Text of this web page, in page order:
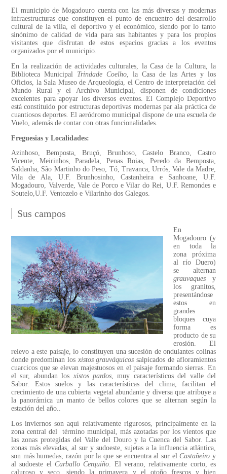
El municipio de Mogadouro cuenta con las más diversas y modernas
infraestructuras que constituyen el punto de encuentro del desarrollo
cultural de la villa, el deportivo y el económico, siendo por lo tanto
sinónimo de calidad de vida para sus habitantes y para los propios
visitantes que disfrutan de estos espacios gracias a los eventos
organizados por el municipio.
En la realización de actividades culturales, la Casa de la Cultura, la
Biblioteca Municipal Trindade Coelho, la Casa de las Artes y los
Oficios, la Sala Museo de Arqueología, el Centro de interpretación del
Mundo Rural y el Archivo Municipal, disponen de condiciones
excelentes para apoyar los diversos eventos. El Complejo Deportivo
está constituido por estructuras deportivas modernas par ala práctica de
cuantiosos deportes. El aeródromo municipal dispone de una escuela de
Vuelo, además de contar con otras funcionalidades.
Freguesias y Localidades:
Azinhoso, Bemposta, Bruçó, Brunhoso, Castelo Branco, Castro
Vicente, Meirinhos, Paradela, Penas Roias, Peredo da Bemposta,
Saldanha, São Martinho do Peso, Tó, Travanca, Urrós, Vale da Madre,
Vila de Ala, U.F. Brunhosinho, Castanheira e Sanhoane, U.F.
Mogadouro, Valverde, Vale de Porco e Vilar do Rei, U.F. Remondes e
Soutelo,U.F. Ventozelo e Vilarinho dos Galegos.
Sus campos
En
Mogadouro (y
en toda la
zona próxima
al río Duero)
se alternan
grauvaques y
los granitos,
presentándose
estos en
grandes
bloques cuya
forma es
producto de su
erosión. El
relevo a este paisaje, lo constituyen una sucesión de ondulantes colinas
donde predominan los xistos grauváquicos salpicados de afloramientos
cuarcicos que se elevan majestuosos en el paisaje formando sierras. En
el sur, abundan los xistos pardos, muy característicos del valle del
Sabor. Estos suelos y las características del clima, facilitan el
crecimiento de una cubierta vegetal abundante y diversa que atribuye a
la panorámica un manto de bellos colores que se alternan según la
estación del año..
Los inviernos son aquí relativamente rigurosos, principalmente en la
zona central del término municipal, más azotadas por los vientos que
las zonas protegidas del Valle del Douro y la Cuenca del Sabor. Las
zonas más elevadas, al sur y sudoeste, sujetas a la influencia atlántica,
son más humedas, razón por la que se encuentra al sur elCastañeiro y
al sudoeste el Carballo Cerquiño. El verano, relativamente corto, es
caluroso y seco, siendo la primavera y el otoño frescos y bien